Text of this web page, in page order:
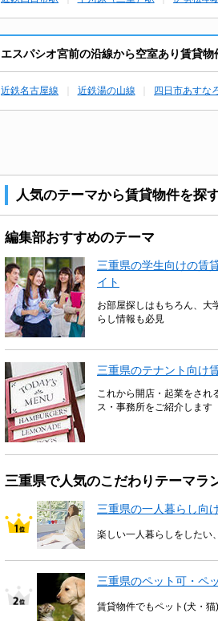
エスパシオ宮前の沿線から空室あり賃貸物
近鉄名古屋線 近鉄湯の山線 四日市あすな
人気のテーマから賃貸物件を探
編集部おすすめのテーマ
三重県の学生向けの賃
イト
お部屋探しはもちろん、大
らし情報も必見
三重県のテナント向け
これから開店・起業をされ
ス・事務所をご紹介します
三重県で人気のこだわりテーマラ
三重県の一人暮らし向
楽しい一人暮らしをしたい
三重県のペット可・ペ
賃貸物件でもペット(犬・